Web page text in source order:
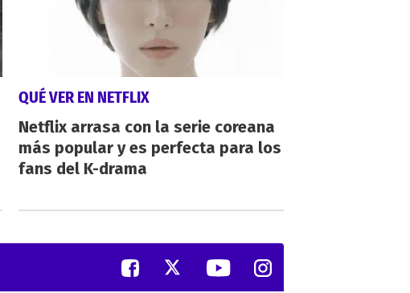
QUÉ VER EN NETFLIX
Netflix arrasa con la serie coreana
más popular y es perfecta para los
fans del K-drama